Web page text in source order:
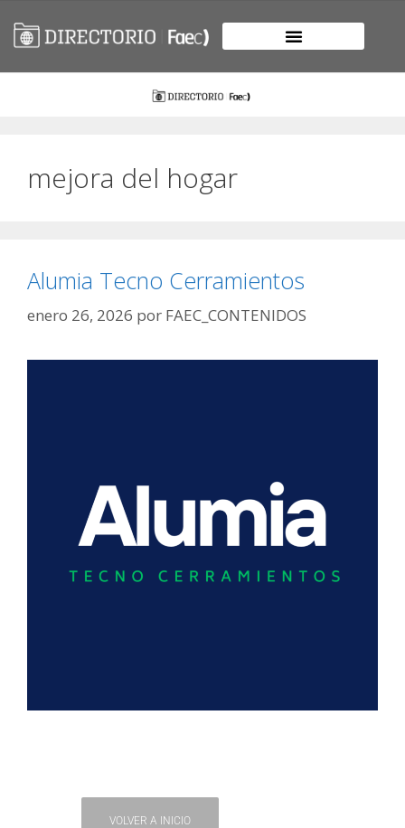
mejora del hogar
Alumia Tecno Cerramientos
enero 26, 2026 por FAEC_CONTENIDOS
VOLVER A INICIO